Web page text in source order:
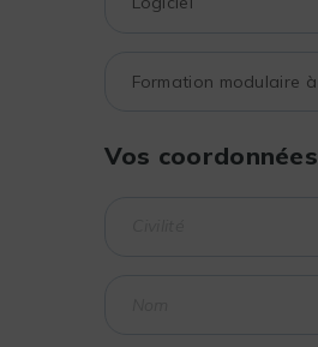
Vos coordonnées